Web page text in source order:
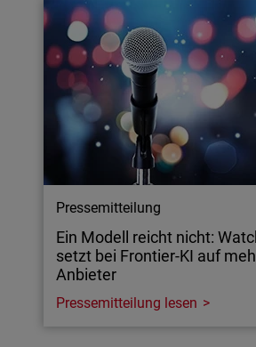
Pressemitteilung
Ein Modell reicht nicht:
setzt bei Frontier-KI auf
Anbieter
Pressemitteilung lesen